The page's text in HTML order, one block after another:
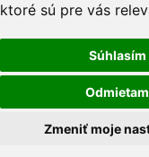
ktoré sú pre vás
Súhlasím
Odmietam
Zmeniť moje